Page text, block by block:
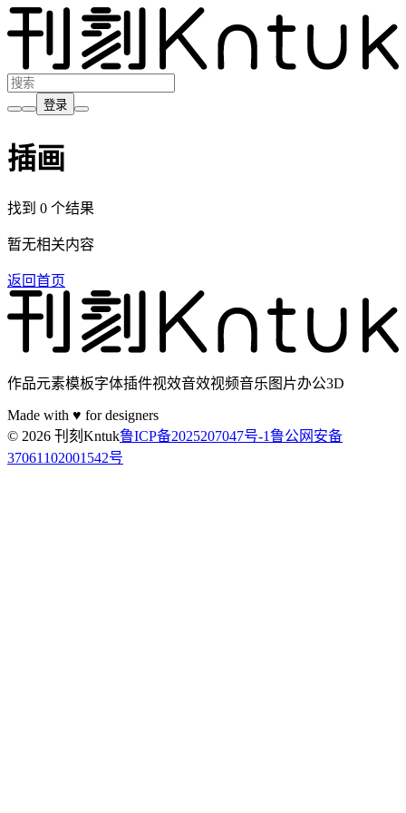
登录
插画
找到 0 个结果
暂无相关内容
返回首页
作品元素模板字体插件视效音效视频音乐图片办公3D
Made with ♥ for designers
© 2026 刊刻Kntuk鲁ICP备2025207047号-1鲁公网安备
37061102001542号